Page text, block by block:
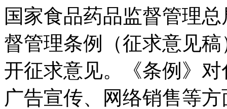
国家食品药品监督管理
督管理条例（征求意见
开征求意见。《条例》
广告宣传、网络销售等